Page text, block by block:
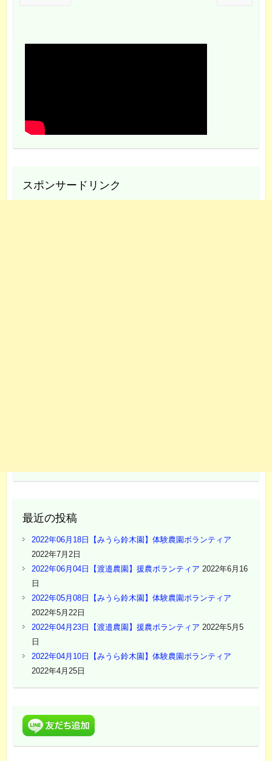
スポンサードリンク
最近の投稿
2022年06月18日【みうら鈴木園】体験農園ボランティア
2022年7月2日
2022年06月04日【渡邉農園】援農ボランティア 2022年6月16
日
2022年05月08日【みうら鈴木園】体験農園ボランティア
2022年5月22日
2022年04月23日【渡邉農園】援農ボランティア 2022年5月5
日
2022年04月10日【みうら鈴木園】体験農園ボランティア
2022年4月25日